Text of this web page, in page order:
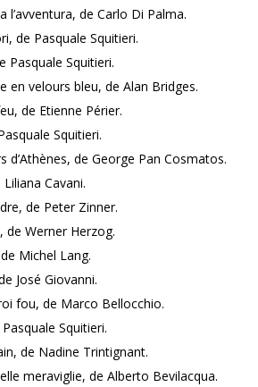
l’avventura, de Carlo Di Palma.
de Pasquale Squitieri.
Pasquale Squitieri.
en velours bleu, de Alan Bridges.
de Etienne Périer.
Squitieri.
d’Athènes, de George Pan Cosmatos.
Cavani.
de Peter Zinner.
de Werner Herzog.
Michel Lang.
José Giovanni.
fou, de Marco Bellocchio.
Squitieri.
de Nadine Trintignant.
meraviglie, de Alberto Bevilacqua.